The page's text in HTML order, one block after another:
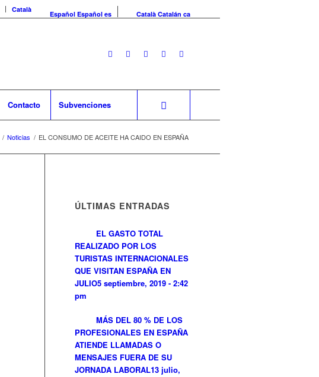
Català
Español Español es Català Catalán ca
Contacto Subvenciones
/ Noticias / EL CONSUMO DE ACEITE HA CAIDO EN ESPAÑA
ÚLTIMAS ENTRADAS
EL GASTO TOTAL
REALIZADO POR LOS
TURISTAS INTERNACIONALES
QUE VISITAN ESPAÑA EN
JULIO5 septiembre, 2019 - 2:42
pm
MÁS DEL 80 % DE LOS
PROFESIONALES EN ESPAÑA
ATIENDE LLAMADAS O
MENSAJES FUERA DE SU
JORNADA LABORAL13 julio,